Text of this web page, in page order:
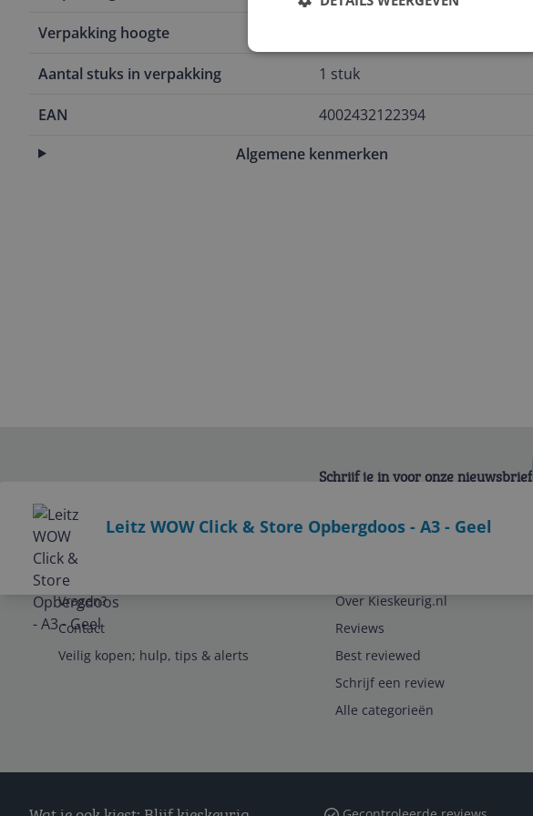
Verpakking hoogte
Aantal stuks in verpakking 1 stuk
EAN
4002432122394
Algemene kenmerken
Leitz WOW Click & Store Opbergdoos - A3 - Geel
Schrijf je in voor onze nieuwsbrief
Service
Vragen?
Contact
Veilig kopen; hulp, tips & alerts
Over Kieskeurig.nl
Reviews
Best reviewed
Schrijf een review
Alle categorieën